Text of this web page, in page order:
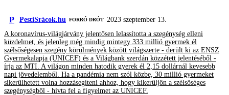
P PestiSrácok.hu FORRÓ DRÓT 2023 szeptember 13.
A koronavírus-világjárvány jelentősen lelassította a szegénység elleni
küzdelmet, és jelenleg még mindig mintegy 333 millió gyermek él
szélsőségesen szegény körülmények között világszerte - derült ki az ENSZ
Gyermekalapja (UNICEF) és a Világbank szerdán közzétett jelentéséből -
írja az MTI. A világon minden hatodik gyerek él 2,15 dollárnál kevesebb
napi jövedelemből. Ha a pandémia nem szól közbe, 30 millió gyermeket
sikerülhetett volna hozzásegíteni ahhoz, hogy kikerüljön a szélsőséges
szegénységből - hívta fel a figyelmet az UNICEF.